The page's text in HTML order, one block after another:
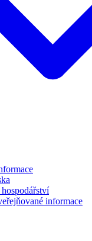
informace